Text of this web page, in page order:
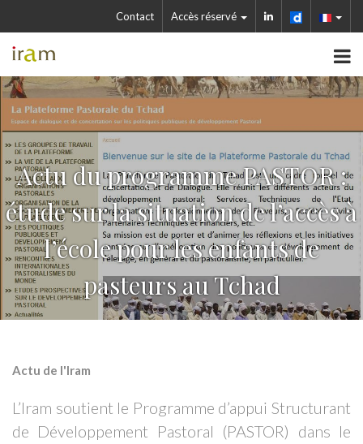
Contact Accès réservé
Actu du programme PASTOR :
étude sur la situation de l’accès à
l’école pour les enfants de
pasteurs au Tchad
Actu de l'Iram
L’Iram soutient le Programme d’appui Structurant
de Développement Pastoral (PASTOR) dans le